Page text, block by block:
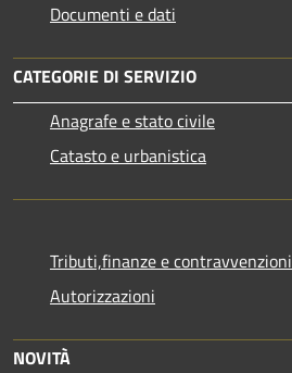
Documenti e dati
CATEGORIE DI SERVIZIO
Anagrafe e stato civile
Catasto e urbanistica
Tributi,finanze e contravvenzioni
Autorizzazioni
NOVITÀ